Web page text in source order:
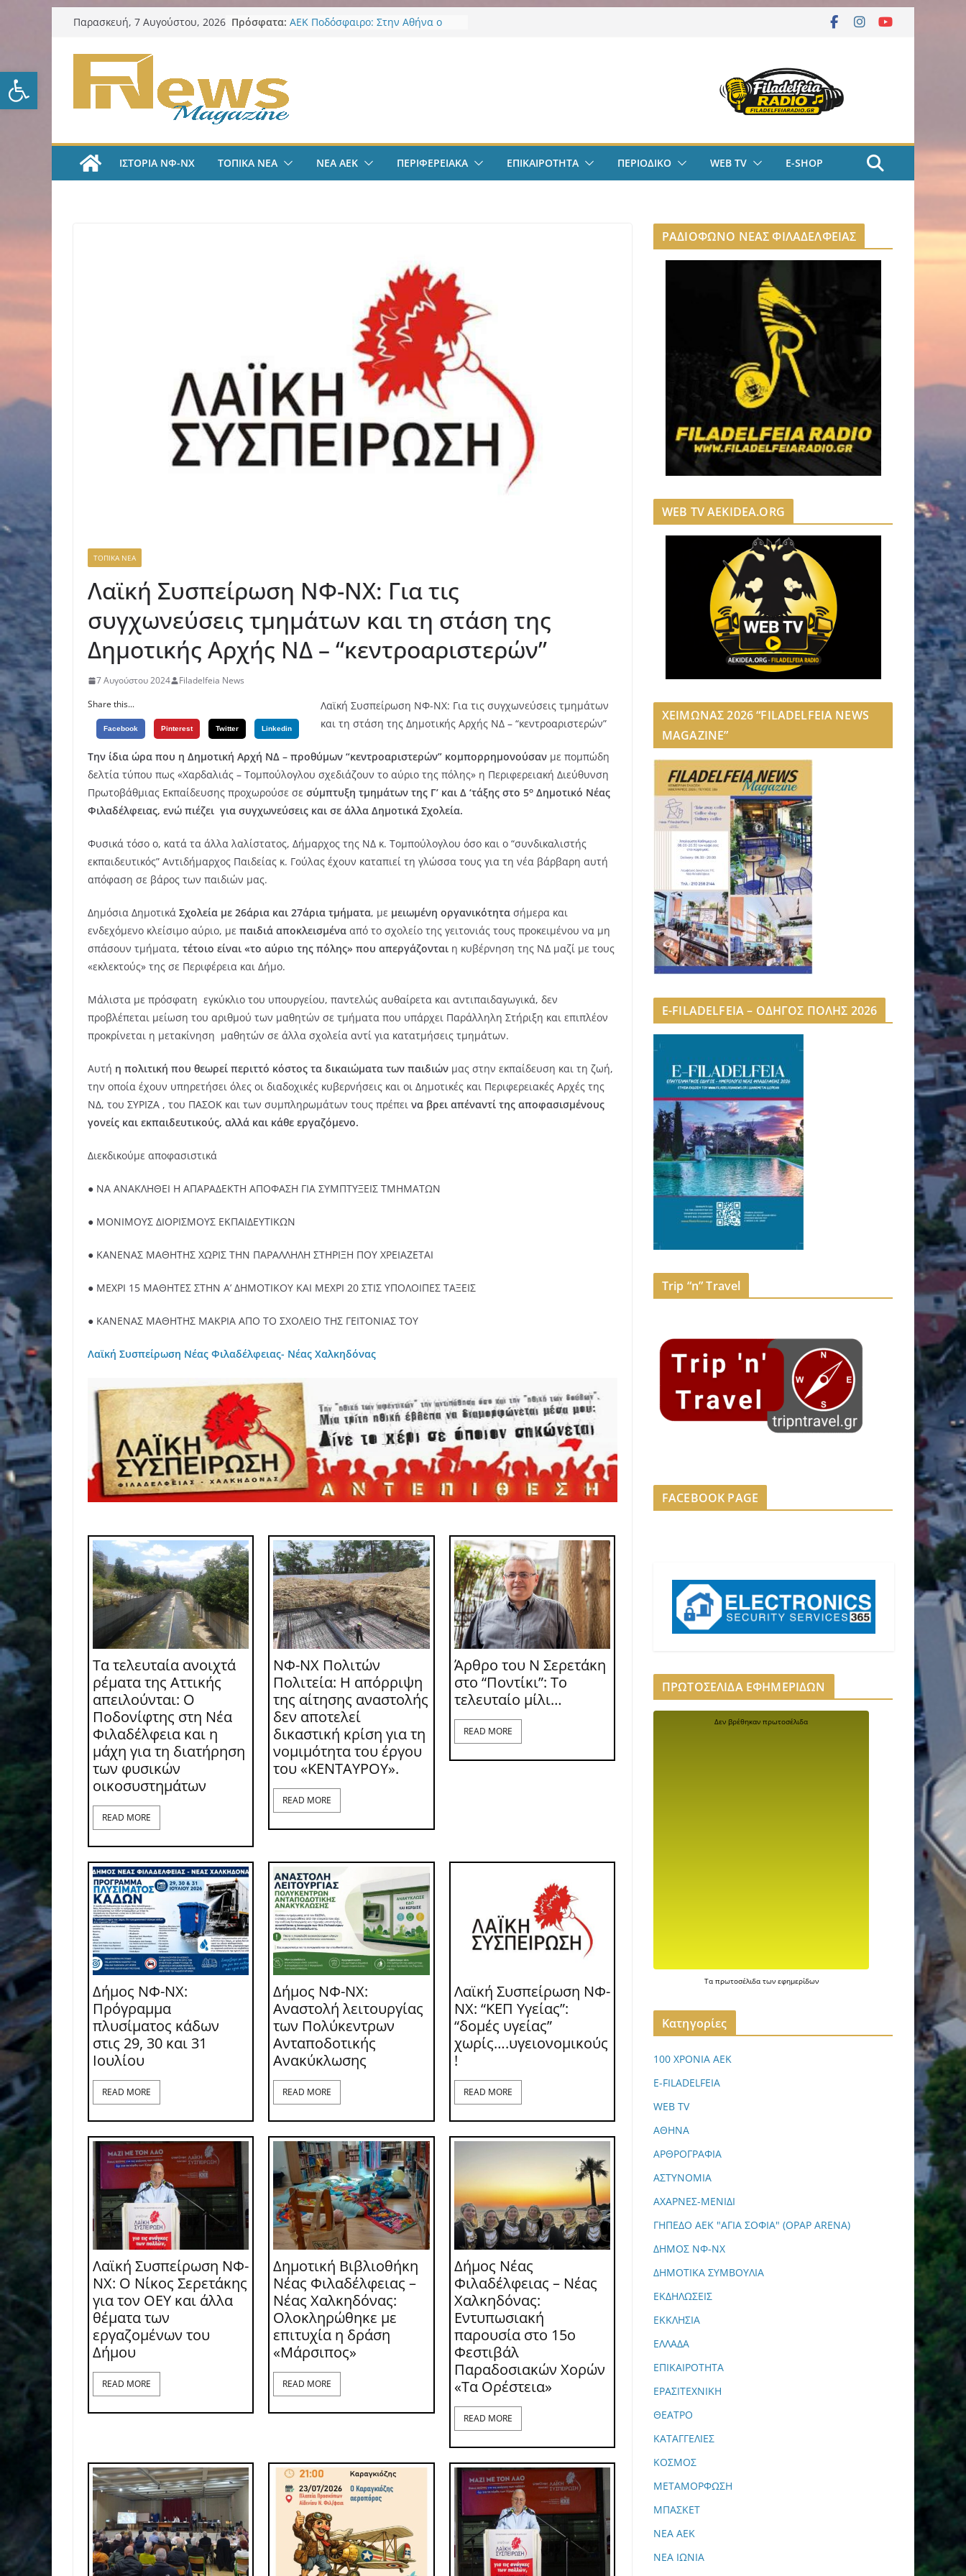
Ανοίξτε τη γραμμή εργαλείων
Μετάβαση
περιεχόμενο
Παρασκευή, 7 Αυγούστου, 2026 Πρόσφατα: ΑΕΚ Ποδόσφαιρο: Στην Αθήνα ο
ψηφιακά εργαλεία στην Ευρώπη
για τη διαφάνεια και τη
ΙΣΤΟΡΙΑ ΝΦ-ΝΧ ΤΟΠΙΚΑ ΝΕΑ ΝΕΑ ΑΕΚ ΠΕΡΙΦΕΡΕΙΑΚΑ ΕΠΙΚΑΙΡΟΤΗΤΑ ΠΕΡΙΟΔΙΚΟ WEB TV E-SHOP
ΤΟΠΙΚΑ ΝΕΑ
Λαϊκή Συσπείρωση ΝΦ-ΝΧ: Για τις
συγχωνεύσεις τμημάτων και τη στάση της
Δημοτικής Αρχής ΝΔ – “κεντροαριστερών”
7 Αυγούστου 2024
Filadelfeia News
Share this...
Facebook Pinterest Twitter Linkedin
Λαϊκή Συσπείρωση ΝΦ-ΝΧ: Για τις συγχωνεύσεις τμημάτων
και τη στάση της Δημοτικής Αρχής ΝΔ – “κεντροαριστερών”
Tην ίδια ώρα που η Δημοτική Αρχή ΝΔ – προθύμων “κεντροαριστερών” κομπορρημονούσαν με πομπώδη
δελτία τύπου πως «Χαρδαλιάς – Τομπούλογλου σχεδιάζουν το αύριο της πόλης» η Περιφερειακή Διεύθυνση
Πρωτοβάθμιας Εκπαίδευσης προχωρούσε σε σύμπτυξη τμημάτων της Γ’ και Δ ‘τάξης στο 5ο Δημοτικό Νέας
Φιλαδέλφειας, ενώ πιέζει για συγχωνεύσεις και σε άλλα Δημοτικά Σχολεία.
Φυσικά τόσο ο, κατά τα άλλα λαλίστατος, Δήμαρχος της ΝΔ κ. Τομπούλογλου όσο και ο “συνδικαλιστής
εκπαιδευτικός” Αντιδήμαρχος Παιδείας κ. Γούλας έχουν καταπιεί τη γλώσσα τους για τη νέα βάρβαρη αυτή
απόφαση σε βάρος των παιδιών μας.
Δημόσια Δημοτικά Σχολεία με 26άρια και 27άρια τμήματα, με μειωμένη οργανικότητα σήμερα και
ενδεχόμενο κλείσιμο αύριο, με παιδιά αποκλεισμένα από το σχολείο της γειτονιάς τους προκειμένου να μη
σπάσουν τμήματα, τέτοιο είναι «το αύριο της πόλης» που απεργάζονται η κυβέρνηση της ΝΔ μαζί με τους
«εκλεκτούς» της σε Περιφέρεια και Δήμο.
Μάλιστα με πρόσφατη εγκύκλιο του υπουργείου, παντελώς αυθαίρετα και αντιπαιδαγωγικά, δεν
προβλέπεται μείωση του αριθμού των μαθητών σε τμήματα που υπάρχει Παράλληλη Στήριξη και επιπλέον
προκρίνεται η μετακίνηση μαθητών σε άλλα σχολεία αντί για κατατμήσεις τμημάτων.
Αυτή η πολιτική που θεωρεί περιττό κόστος τα δικαιώματα των παιδιών μας στην εκπαίδευση και τη ζωή,
την οποία έχουν υπηρετήσει όλες οι διαδοχικές κυβερνήσεις και οι Δημοτικές και Περιφερειακές Αρχές της
ΝΔ, του ΣΥΡΙΖΑ , του ΠΑΣΟΚ και των συμπληρωμάτων τους πρέπει να βρει απέναντί της αποφασισμένους
γονείς και εκπαιδευτικούς, αλλά και κάθε εργαζόμενο.
Διεκδικούμε αποφασιστικά
● ΝΑ ΑΝΑΚΛΗΘΕΙ Η ΑΠΑΡΑΔΕΚΤΗ ΑΠΟΦΑΣΗ ΓΙΑ ΣΥΜΠΤΥΞΕΙΣ ΤΜΗΜΑΤΩΝ
● ΜΟΝΙΜΟΥΣ ΔΙΟΡΙΣΜΟΥΣ ΕΚΠΑΙΔΕΥΤΙΚΩΝ
● ΚΑΝΕΝΑΣ ΜΑΘΗΤΗΣ ΧΩΡΙΣ ΤΗΝ ΠΑΡΑΛΛΗΛΗ ΣΤΗΡΙΞΗ ΠΟΥ ΧΡΕΙΑΖΕΤΑΙ
● ΜΕΧΡΙ 15 ΜΑΘΗΤΕΣ ΣΤΗΝ Α’ ΔΗΜΟΤΙΚΟΥ ΚΑΙ ΜΕΧΡΙ 20 ΣΤΙΣ ΥΠΟΛΟΙΠΕΣ ΤΑΞΕΙΣ
● ΚΑΝΕΝΑΣ ΜΑΘΗΤΗΣ ΜΑΚΡΙΑ ΑΠΟ ΤΟ ΣΧΟΛΕΙΟ ΤΗΣ ΓΕΙΤΟΝΙΑΣ ΤΟΥ
Λαϊκή Συσπείρωση Νέας Φιλαδέλφειας- Νέας Χαλκηδόνας
Τα τελευταία ανοιχτά
ρέματα της Αττικής
απειλούνται: Ο
Ποδονίφτης στη Νέα
Φιλαδέλφεια και η
μάχη για τη διατήρηση
των φυσικών
οικοσυστημάτων
READ MORE
ΝΦ-ΝΧ Πολιτών
Πολιτεία: Η απόρριψη
της αίτησης αναστολής
δεν αποτελεί
δικαστική κρίση για τη
νομιμότητα του έργου
του «ΚΕΝΤΑΥΡΟΥ».
READ MORE
Άρθρο του Ν Σερετάκη
στο “Ποντίκι”: Το
τελευταίο μίλι…
READ MORE
Δήμος ΝΦ-ΝΧ:
Πρόγραμμα
πλυσίματος κάδων
στις 29, 30 και 31
Ιουλίου
READ MORE
Δήμος ΝΦ-ΝΧ:
Αναστολή λειτουργίας
των Πολύκεντρων
Ανταποδοτικής
Ανακύκλωσης
READ MORE
Λαϊκή Συσπείρωση ΝΦ-
ΝΧ: “ΚΕΠ Υγείας”:
“δομές υγείας”
χωρίς….υγειονομικούς
!
READ MORE
Λαϊκή Συσπείρωση ΝΦ-
ΝΧ: O Νίκος Σερετάκης
για τον ΟΕΥ και άλλα
θέματα των
εργαζομένων του
Δήμου
READ MORE
Δημοτική Βιβλιοθήκη
Νέας Φιλαδέλφειας –
Νέας Χαλκηδόνας:
Ολοκληρώθηκε με
επιτυχία η δράση
«Μάρσιπος»
READ MORE
Δήμος Νέας
Φιλαδέλφειας – Νέας
Χαλκηδόνας:
Εντυπωσιακή
παρουσία στο 15ο
Φεστιβάλ
Παραδοσιακών Χορών
«Τα Ορέστεια»
READ MORE
ΡΑΔΙΟΦΩΝΟ ΝΕΑΣ ΦΙΛΑΔΕΛΦΕΙΑΣ
WEB TV AEKIDEA.ORG
ΧΕΙΜΩΝΑΣ 2026 “FILADELFEIA NEWS
MAGAZINE”
E-FILADELFEIA – ΟΔΗΓΟΣ ΠΟΛΗΣ 2026
Trip “n” Travel
FACEBOOK PAGE
ΠΡΩΤΟΣΕΛΙΔΑ ΕΦΗΜΕΡΙΔΩΝ
Τα πρωτοσέλιδα των εφημερίδων
Kατηγορίες
100 ΧΡΟΝΙΑ ΑΕΚ
E-FILADELFEIA
WEB TV
ΑΘΗΝΑ
ΑΡΘΡΟΓΡΑΦΙΑ
ΑΣΤΥΝΟΜΙΑ
ΑΧΑΡΝΕΣ-ΜΕΝΙΔΙ
ΓΗΠΕΔΟ ΑΕΚ "ΑΓΙΑ ΣΟΦΙΑ" (OPAP ARENA)
ΔΗΜΟΣ ΝΦ-ΝΧ
ΔΗΜΟΤΙΚΑ ΣΥΜΒΟΥΛΙΑ
ΕΚΔΗΛΩΣΕΙΣ
ΕΚΚΛΗΣΙΑ
ΕΛΛΑΔΑ
ΕΠΙΚΑΙΡΟΤΗΤΑ
ΕΡΑΣΙΤΕΧΝΙΚΗ
ΘΕΑΤΡΟ
ΚΑΤΑΓΓΕΛΙΕΣ
ΚΟΣΜΟΣ
ΜΕΤΑΜΟΡΦΩΣΗ
ΜΠΑΣΚΕΤ
ΝΕΑ ΑΕΚ
ΝΕΑ ΙΩΝΙΑ